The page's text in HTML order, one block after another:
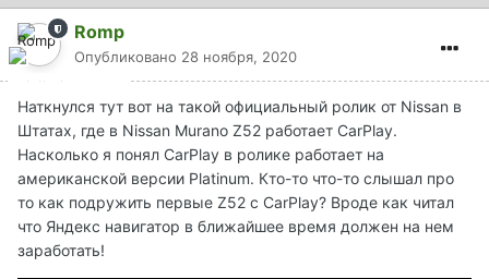
Romp
Опубликовано 28 ноября, 2020
Наткнулся тут вот на такой официальный ролик от Nissan в
Штатах, где в Nissan Murano Z52 работает CarPlay.
Насколько я понял CarPlay в ролике работает на
американской версии Platinum. Кто-то что-то слышал про
то как подружить первые Z52 c CarPlay? Вроде как читал
что Яндекс навигатор в ближайшее время должен на нем
заработать!